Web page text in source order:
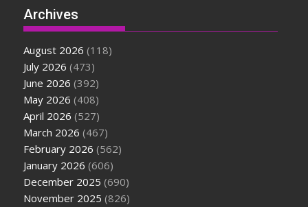
Archives
August 2026 (118)
July 2026 (473)
June 2026 (392)
May 2026 (408)
April 2026 (527)
March 2026 (467)
February 2026 (562)
January 2026 (606)
December 2025 (690)
November 2025 (826)